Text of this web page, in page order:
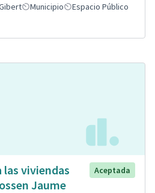
Municipio
Espacio Público
las viviendas
Jaume
Aceptada